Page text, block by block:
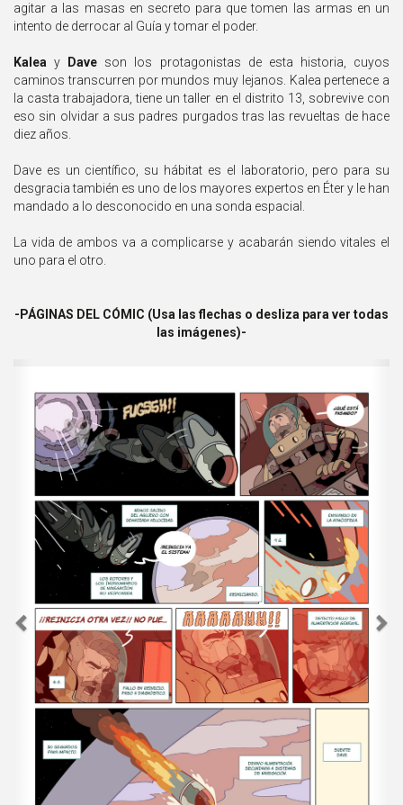
agitar a las masas en secreto para que tomen las armas en un
intento de derrocar al Guía y tomar el poder.
Kaleay Dave son los protagonistas de esta historia, cuyos
caminos transcurren por mundos muy lejanos. Kalea pertenece a
la casta trabajadora, tiene un taller en el distrito 13, sobrevive con
eso sin olvidar a sus padres purgados tras las revueltas de hace
diez años.
Dave es un científico, su hábitat es el laboratorio, pero para su
desgracia también es uno de los mayores expertos en Éter y le han
mandado a lo desconocido en una sonda espacial.
La vida de ambos va a complicarse y acabarán siendo vitales el
uno para el otro.
-PÁGINAS DEL CÓMIC (Usa las flechas o desliza para ver todas
las imágenes)-